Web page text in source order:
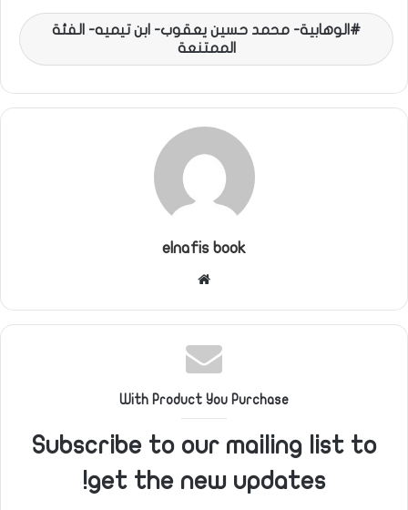
الوهابية- محمد حسين يعقوب- ابن تيميه- الفئة
الممتنعة
elnafis book
With Product You Purchase
Subscribe to our mailing list to
get the new updates!